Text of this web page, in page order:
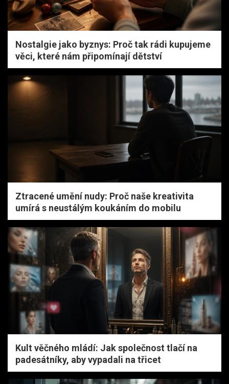
Nostalgie jako byznys: Proč tak rádi kupujeme
věci, které nám připomínají dětství
Ztracené umění nudy: Proč naše kreativita
umírá s neustálým koukáním do mobilu
Kult věčného mládí: Jak společnost tlačí na
padesátníky, aby vypadali na třicet